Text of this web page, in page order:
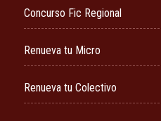
Concurso Fic Regional
Renueva tu Micro
Renueva tu Colectivo